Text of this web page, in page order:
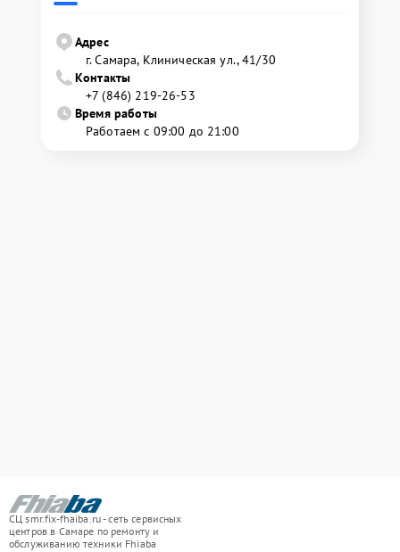
Адрес
г. Самара, Клиническая ул., 41/30
Контакты
+7 (846) 219-26-53
Время работы
Работаем с 09:00 до 21:00
СЦ smr.fix-fhaiba.ru - сеть сервисных
центров в Самаре по ремонту и
обслуживанию техники Fhiaba